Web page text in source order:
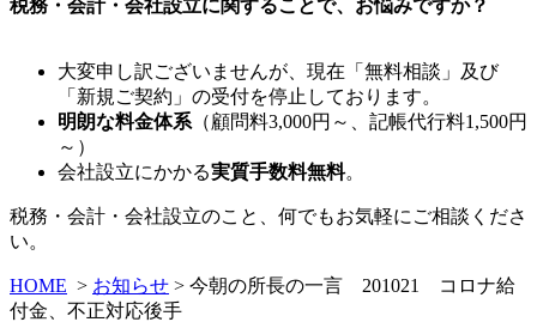
税務・会計・会社設立に関することで、お悩みですか？
大変申し訳ございませんが、現在「無料相談」及び
「新規ご契約」の受付を停止しております。
明朗な料金体系 （顧問料3,000円～、記帳代行料1,500円
～）
会社設立にかかる実質手数料無料。
税務・会計・会社設立のこと、何でもお気軽にご相談くださ
い。
HOME > お知らせ > 今朝の所長の一言 201021 コロナ給
付金、不正対応後手